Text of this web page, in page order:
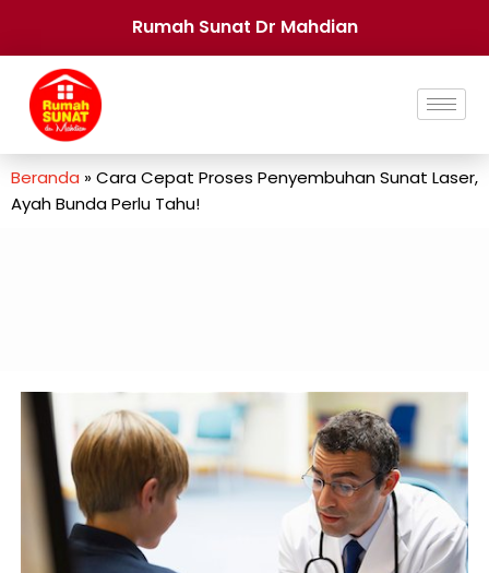
Rumah Sunat Dr Mahdian
Beranda »Cara Cepat Proses Penyembuhan Sunat Laser,
Ayah Bunda Perlu Tahu!